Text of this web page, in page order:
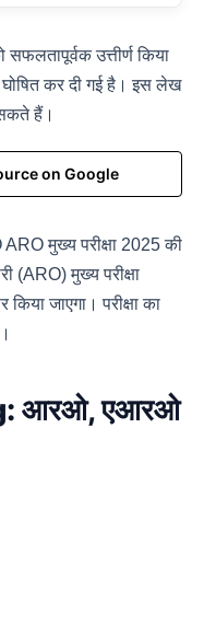
उत्तीर्ण किया
घोषित कर दी गई है। इस लेख
हैं।
on Google
मुख्य परीक्षा 2025 की
(ARO) मुख्य परीक्षा
जाएगा। परीक्षा का
आरओ, एआरओ